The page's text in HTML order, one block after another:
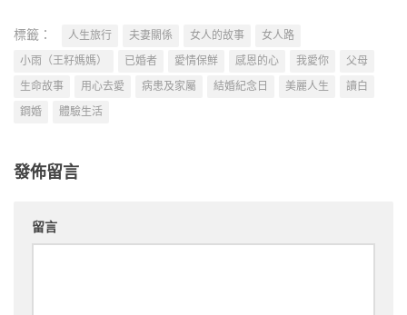
標籤： 人生旅行 夫妻關係 女人的故事
女人路
小雨（王籽媽媽）
已婚者 愛情保鮮 感恩的心 我愛你
父母
生命故事
用心去愛 病患及家屬 結婚紀念日 美麗人生
讀白
鋼婚
體驗生活
發佈留言
留言